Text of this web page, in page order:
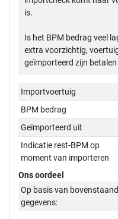
is.
Is het BPM bedrag veel
extra voorzichtig,
geïmporteerd zijn
Importvoertuig
BPM bedrag
Geïmporteerd uit
Indicatie rest-BPM op
moment van importeren
Ons oordeel
Op basis van
gegevens: